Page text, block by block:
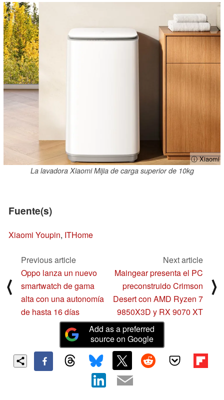
ⓘ Xiaomi
La lavadora Xiaomi Mijia de carga superior de 10kg
Fuente(s)
Xiaomi Youpin, ITHome
⟨
Previous article
Oppo lanza un nuevo
smartwatch de gama
alta con una autonomía
de hasta 16 días
Next article
Maingear presenta el PC
preconstruido Crimson
Desert con AMD Ryzen 7
9850X3D y RX 9070 XT
⟩
Add as a preferred
source on Google